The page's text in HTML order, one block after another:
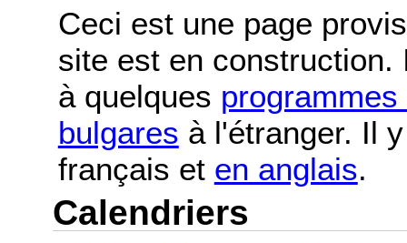
Ceci est une page
site est en
à quelques
bulgares à l'étranger. Il
français et en anglais.
Calendriers